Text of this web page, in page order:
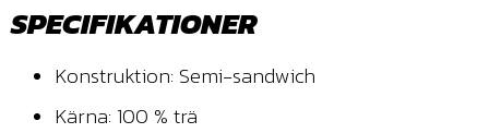
SPECIFIKATIONER
Konstruktion: Semi-sandwich
Kärna: 100 % trä